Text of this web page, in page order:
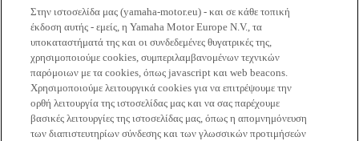
Στην ιστοσελίδα μας (yamaha-motor.eu) - και σε κάθε τοπική
έκδοση αυτής - εμείς, η Yamaha Motor Europe N.V., τα
υποκαταστήματά της και οι συνδεδεμένες θυγατρικές της,
χρησιμοποιούμε cookies, συμπεριλαμβανομένων τεχνικών
παρόμοιων με τα cookies, όπως javascript και web beacons.
Χρησιμοποιούμε λειτουργικά cookies για να επιτρέψουμε την
ορθή λειτουργία της ιστοσελίδας μας και να σας παρέχουμε
βασικές λειτουργίες της ιστοσελίδας μας, όπως η απομνημόνευση
των διαπιστευτηρίων σύνδεσης και των γλωσσικών προτιμήσεών